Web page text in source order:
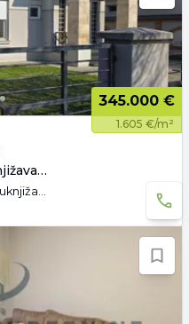
345.000 €
1.605 €/m²
215m² | 4 sobe | u procesu uknjižavanja
Agencija • Dvoetažna • U procesu uknjižavanja • Namešteno